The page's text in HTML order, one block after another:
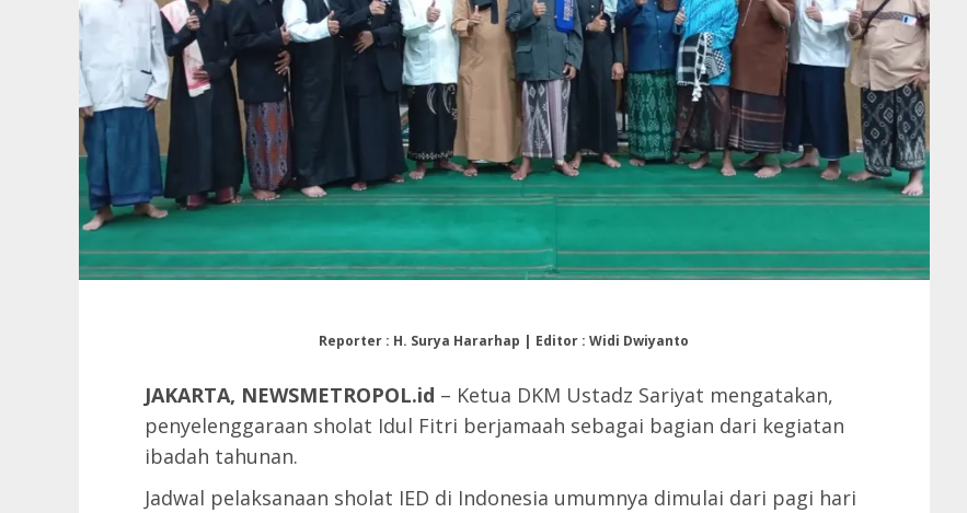
Reporter : H. Surya Hararhap | Editor : Widi Dwiyanto
JAKARTA, NEWSMETROPOL.id – Ketua DKM Ustadz Sariyat mengatakan,
penyelenggaraan sholat Idul Fitri berjamaah sebagai bagian dari kegiatan
ibadah tahunan.
Jadwal pelaksanaan sholat IED di Indonesia umumnya dimulai dari pagi hari